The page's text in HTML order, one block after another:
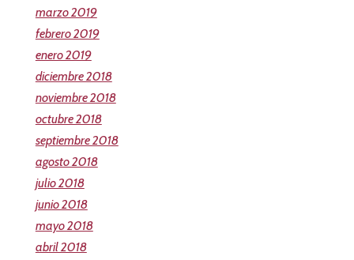
marzo 2019
febrero 2019
enero 2019
diciembre 2018
noviembre 2018
octubre 2018
septiembre 2018
agosto 2018
julio 2018
junio 2018
mayo 2018
abril 2018